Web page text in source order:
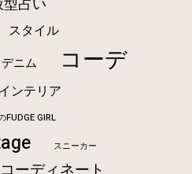
スタイル
デニム コーデ
インテリア
FUDGE GIRL
スニーカー